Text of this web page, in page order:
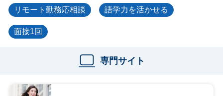
リモート勤務応相談 語学力を活かせる
面接1回
専門サイト